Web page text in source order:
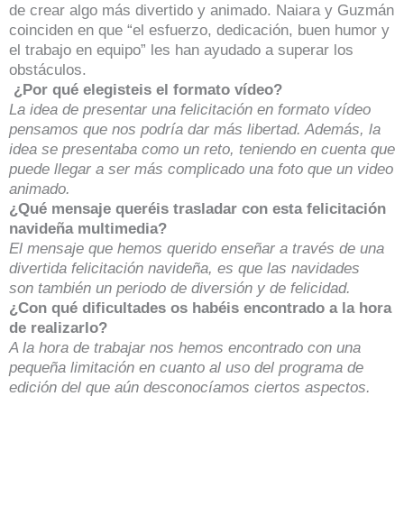
de crear algo más divertido y animado. Naiara y Guzmán
coinciden en que “el esfuerzo, dedicación, buen humor y
el trabajo en equipo” les han ayudado a superar los
obstáculos.
¿Por qué elegisteis el formato vídeo?
La idea de presentar una felicitación en formato vídeo
pensamos que nos podría dar más libertad. Además, la
idea se presentaba como un reto, teniendo en cuenta que
puede llegar a ser más complicado una foto que un video
animado.
¿Qué mensaje queréis trasladar con esta felicitación
navideña multimedia?
El mensaje que hemos querido enseñar a través de una
divertida felicitación navideña, es que las navidades
son también un periodo de diversión y de felicidad.
¿Con qué dificultades os habéis encontrado a la hora
de realizarlo?
A la hora de trabajar nos hemos encontrado con una
pequeña limitación en cuanto al uso del programa de
edición del que aún desconocíamos ciertos aspectos.